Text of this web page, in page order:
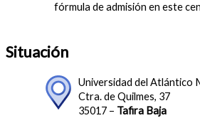
fórmula de admisión en este
Situación
Universidad del Atlántico
Ctra. de Quilmes, 37
35017 – Tafira Baja